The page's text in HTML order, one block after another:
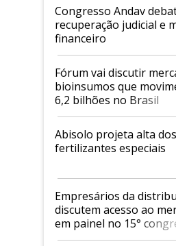
Congresso Andav
recuperação judicial e
financeiro
Fórum vai discutir
bioinsumos que
6,2 bilhões no Brasil
Abisolo projeta alta dos
fertilizantes especiais
Empresários da
discutem acesso ao
em painel no 15°
Andav